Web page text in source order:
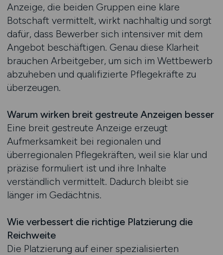
Anzeige, die beiden Gruppen eine klare
Botschaft vermittelt, wirkt nachhaltig und sorgt
dafür, dass Bewerber sich intensiver mit dem
Angebot beschäftigen. Genau diese Klarheit
brauchen Arbeitgeber, um sich im Wettbewerb
abzuheben und qualifizierte Pflegekräfte zu
überzeugen.
Warum wirken breit gestreute Anzeigen besser
Eine breit gestreute Anzeige erzeugt
Aufmerksamkeit bei regionalen und
überregionalen Pflegekräften, weil sie klar und
präzise formuliert ist und ihre Inhalte
verständlich vermittelt. Dadurch bleibt sie
länger im Gedächtnis.
Wie verbessert die richtige Platzierung die
Reichweite
Die Platzierung auf einer spezialisierten